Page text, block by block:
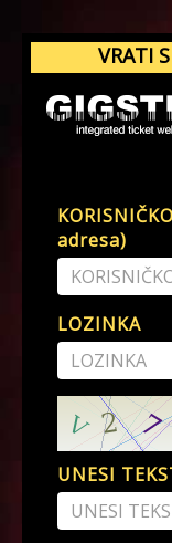
VRATI
adresa)
LOZINKA
UNESI